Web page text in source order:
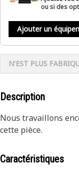
ou si des
Ajouter un
N'EST PLUS
Description
Nous travaillons
cette pièce.
Caractéristiques